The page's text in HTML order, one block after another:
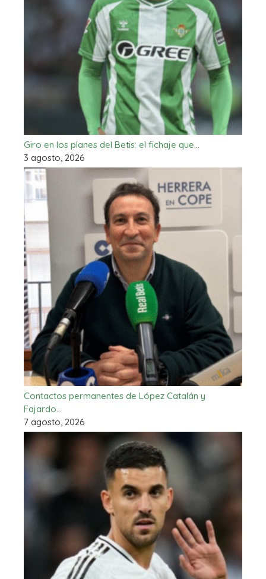
Giro en los planes del Betis: el fichaje que…
3 agosto, 2026
Contactos permanentes de López Catalán y
Fajardo…
7 agosto, 2026